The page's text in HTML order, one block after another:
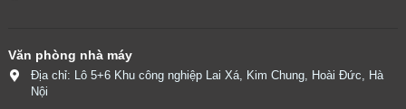
Văn phòng nhà máy
Địa chỉ: Lô 5+6 Khu công nghiệp Lai Xá, Kim Chung, Hoài Đức, Hà
Nội